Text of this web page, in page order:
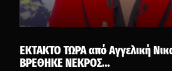
EKTAKTO ΤΩΡΑ από Αγγελική
ΒΡΕΘΗΚΕ ΝΕΚΡΟΣ…